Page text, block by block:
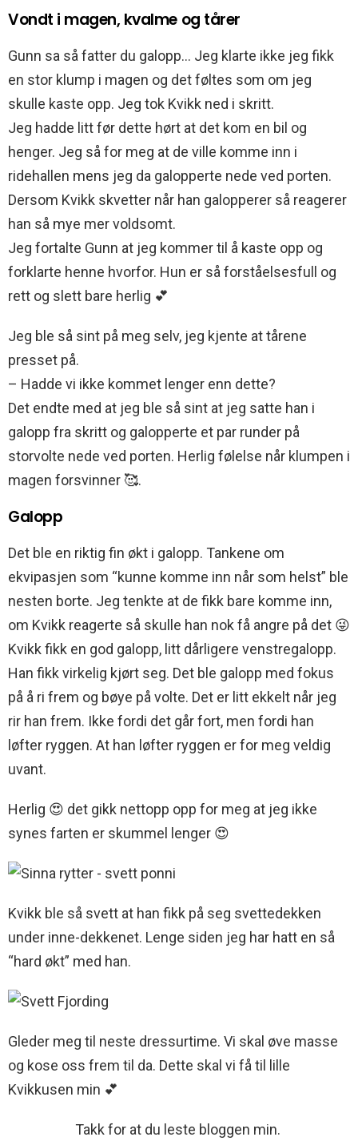
Vondt i magen, kvalme og tårer
Gunn sa så fatter du galopp… Jeg klarte ikke jeg fikk
en stor klump i magen og det føltes som om jeg
skulle kaste opp. Jeg tok Kvikk ned i skritt.
Jeg hadde litt før dette hørt at det kom en bil og
henger. Jeg så for meg at de ville komme inn i
ridehallen mens jeg da galopperte nede ved porten.
Dersom Kvikk skvetter når han galopperer så reagerer
han så mye mer voldsomt.
Jeg fortalte Gunn at jeg kommer til å kaste opp og
forklarte henne hvorfor. Hun er så forståelsesfull og
rett og slett bare herlig 💕
Jeg ble så sint på meg selv, jeg kjente at tårene
presset på.
– Hadde vi ikke kommet lenger enn dette?
Det endte med at jeg ble så sint at jeg satte han i
galopp fra skritt og galopperte et par runder på
storvolte nede ved porten. Herlig følelse når klumpen i
magen forsvinner 🥰.
Galopp
Det ble en riktig fin økt i galopp. Tankene om
ekvipasjen som “kunne komme inn når som helst” ble
nesten borte. Jeg tenkte at de fikk bare komme inn,
om Kvikk reagerte så skulle han nok få angre på det 😜
Kvikk fikk en god galopp, litt dårligere venstregalopp.
Han fikk virkelig kjørt seg. Det ble galopp med fokus
på å ri frem og bøye på volte. Det er litt ekkelt når jeg
rir han frem. Ikke fordi det går fort, men fordi han
løfter ryggen. At han løfter ryggen er for meg veldig
uvant.
Herlig 😍 det gikk nettopp opp for meg at jeg ikke
synes farten er skummel lenger 😍
Kvikk ble så svett at han fikk på seg svettedekken
under inne-dekkenet. Lenge siden jeg har hatt en så
“hard økt” med han.
Gleder meg til neste dressurtime. Vi skal øve masse
og kose oss frem til da. Dette skal vi få til lille
Kvikkusen min 💕
Takk for at du leste bloggen min.